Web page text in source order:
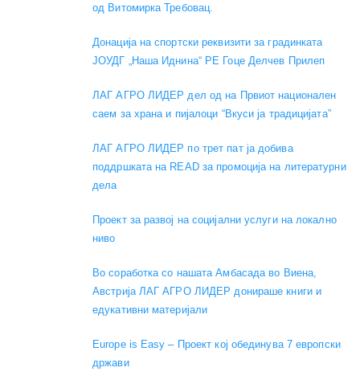
од Витомирка Требовац.
Донација на спортски реквизити за градинката
ЈОУДГ „Наша Иднина“ РЕ Гоце Делчев Прилеп
ЛАГ АГРО ЛИДЕР дел од на Првиот национален
саем за храна и пијалоци “Вкуси ја традицијата”
ЛАГ АГРО ЛИДЕР по трет пат ја добива
поддршката на READ за промоција на литературни
дела
Проект за развој на социјални услуги на локално
ниво
Во соработка со нашата Амбасада во Виена,
Австрија ЛАГ АГРО ЛИДЕР донираше книги и
едукативни материјали
Europe is Easy – Проект кој обединува 7 европски
држави